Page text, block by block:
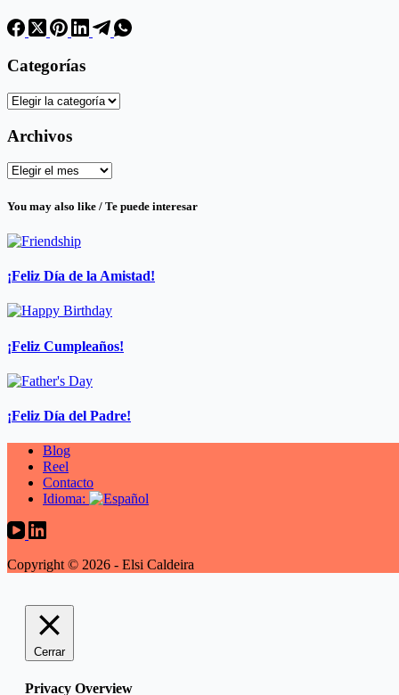
Categorías
Categorías
Archivos
Archivos
You may also like / Te puede interesar
¡Feliz Día de la Amistad!
¡Feliz Cumpleaños!
¡Feliz Día del Padre!
Blog
Reel
Contacto
Idioma:
Copyright © 2026 - Elsi Caldeira
Cerrar
Privacy Overview